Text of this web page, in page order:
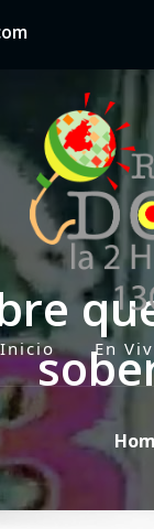
Inicio En